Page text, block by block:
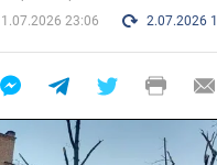
1.07.2026 23:06
2.07.2026